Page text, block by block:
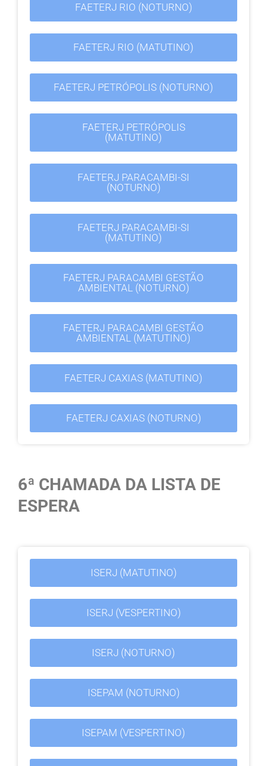
FAETERJ RIO (NOTURNO)
FAETERJ RIO (MATUTINO)
FAETERJ PETRÓPOLIS (NOTURNO)
FAETERJ PETRÓPOLIS
(MATUTINO)
FAETERJ PARACAMBI-SI
(NOTURNO)
FAETERJ PARACAMBI-SI
(MATUTINO)
FAETERJ PARACAMBI GESTÃO
AMBIENTAL (NOTURNO)
FAETERJ PARACAMBI GESTÃO
AMBIENTAL (MATUTINO)
FAETERJ CAXIAS (MATUTINO)
FAETERJ CAXIAS (NOTURNO)
6ª CHAMADA DA LISTA DE
ESPERA
ISERJ (MATUTINO)
ISERJ (VESPERTINO)
ISERJ (NOTURNO)
ISEPAM (NOTURNO)
ISEPAM (VESPERTINO)